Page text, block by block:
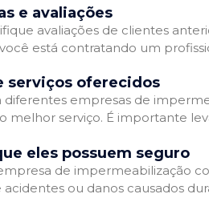
e avaliações
avaliações de clientes
está contratando um
serviços oferecidos
empresas de
melhor serviço. É importante
eles possuem seguro
de impermeabilização
acidentes ou danos causados